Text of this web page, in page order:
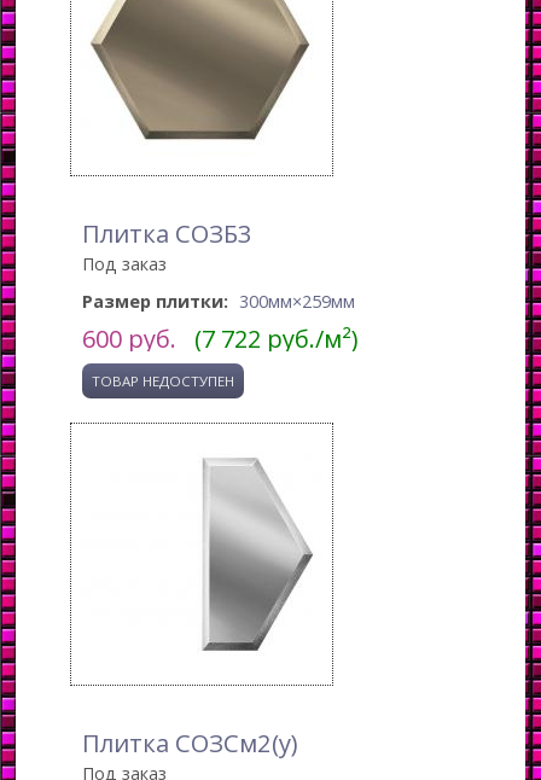
Плитка СОЗБ3
Под заказ
Размер плитки: 300мм×259мм
600 руб. (7 722 руб./м²)
Плитка СОЗСм2(у)
Под заказ